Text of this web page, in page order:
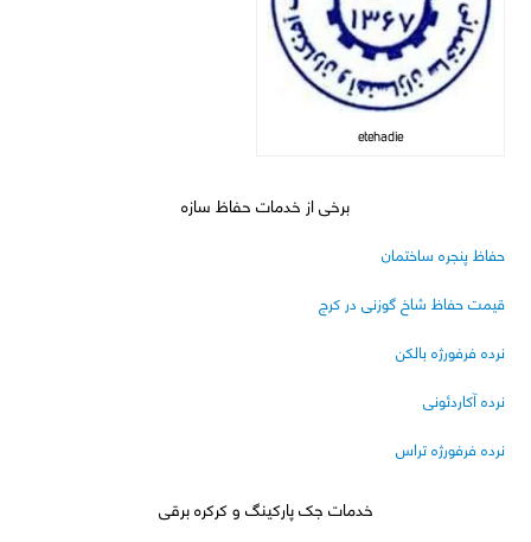
etehadie
برخی از خدمات حفاظ سازه
حفاظ پنجره ساختمان
قیمت حفاظ شاخ گوزنی در کرج
نرده فرفورژه بالکن
نرده آکاردئونی
نرده فرفورژه تراس
خدمات جک پارکینگ و کرکره برقی